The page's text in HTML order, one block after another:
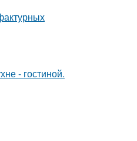
- гостиной.